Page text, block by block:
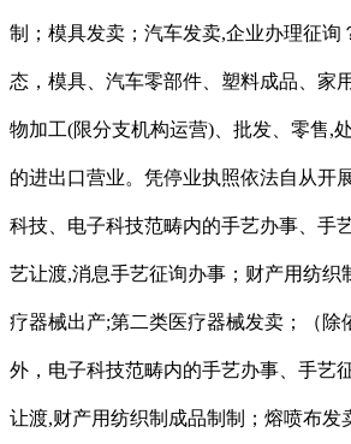
制；模具发卖；汽车发卖,企业办理征询
态，模具、汽车零部件、塑料成品、家
物加工(限分支机构运营)、批发、零售,
的进出口营业。凭停业执照依法自从开
科技、电子科技范畴内的手艺办事、手
艺让渡,消息手艺征询办事；财产用纺织
疗器械出产;第二类医疗器械发卖；（除
外，电子科技范畴内的手艺办事、手艺
让渡,财产用纺织制成品制制；熔喷布发